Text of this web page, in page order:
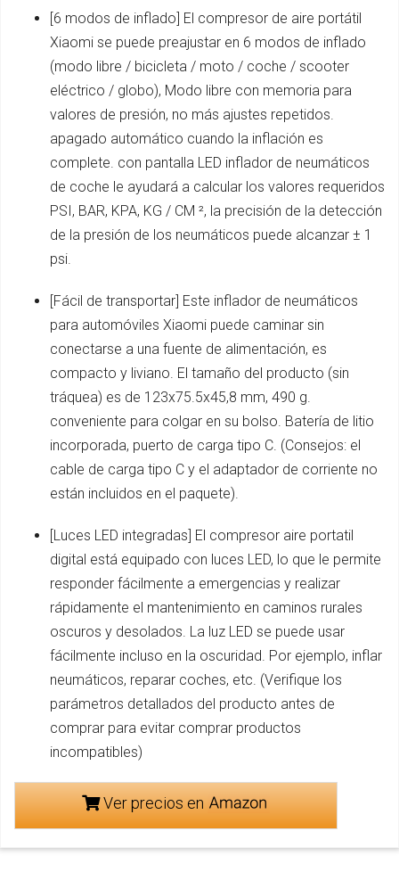
[6 modos de inflado] El compresor de aire portátil
Xiaomi se puede preajustar en 6 modos de inflado
(modo libre / bicicleta / moto / coche / scooter
eléctrico / globo), Modo libre con memoria para
valores de presión, no más ajustes repetidos.
apagado automático cuando la inflación es
complete. con pantalla LED inflador de neumáticos
de coche le ayudará a calcular los valores requeridos
PSI, BAR, KPA, KG / CM ², la precisión de la detección
de la presión de los neumáticos puede alcanzar ± 1
psi.
[Fácil de transportar] Este inflador de neumáticos
para automóviles Xiaomi puede caminar sin
conectarse a una fuente de alimentación, es
compacto y liviano. El tamaño del producto (sin
tráquea) es de 123x75.5x45,8 mm, 490 g.
conveniente para colgar en su bolso. Batería de litio
incorporada, puerto de carga tipo C. (Consejos: el
cable de carga tipo C y el adaptador de corriente no
están incluidos en el paquete).
[Luces LED integradas] El compresor aire portatil
digital está equipado con luces LED, lo que le permite
responder fácilmente a emergencias y realizar
rápidamente el mantenimiento en caminos rurales
oscuros y desolados. La luz LED se puede usar
fácilmente incluso en la oscuridad. Por ejemplo, inflar
neumáticos, reparar coches, etc. (Verifique los
parámetros detallados del producto antes de
comprar para evitar comprar productos
incompatibles)
Ver precios en